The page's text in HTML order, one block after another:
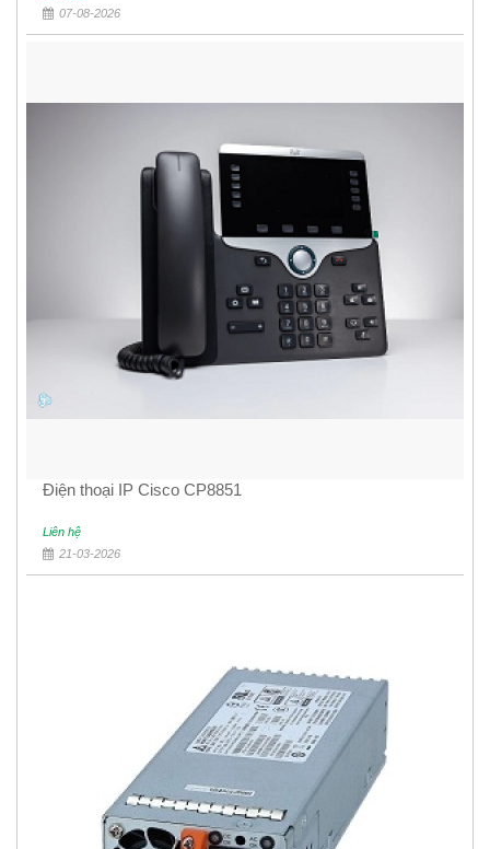
07-08-2026
Điện thoại IP Cisco CP8851
Liên hệ
21-03-2026